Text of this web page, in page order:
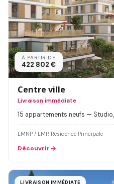
À PARTIR DE
422 802 €
Centre ville
Livraison immédiate
15 appartements neufs — Studio,
LMNP / LMP, Residence Principale
Découvrir
LIVRAISON IMMÉDIATE